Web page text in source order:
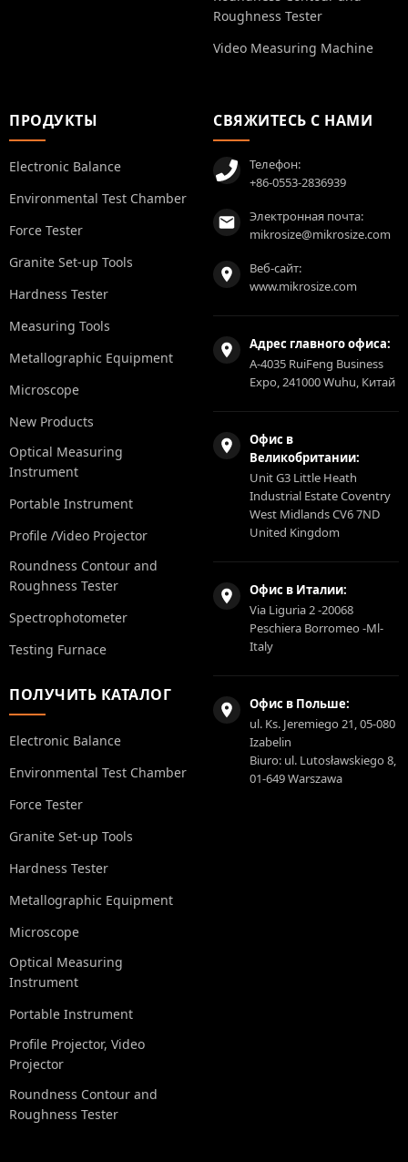
Roughness Tester
Video Measuring Machine
ПРОДУКТЫ
Electronic Balance
Environmental Test Chamber
Force Tester
Granite Set-up Tools
Hardness Tester
Measuring Tools
Metallographic Equipment
Microscope
New Products
Optical Measuring
Instrument
Portable Instrument
Profile /Video Projector
Roundness Contour and
Roughness Tester
Spectrophotometer
Testing Furnace
ПОЛУЧИТЬ КАТАЛОГ
Electronic Balance
Environmental Test Chamber
Force Tester
Granite Set-up Tools
Hardness Tester
Metallographic Equipment
Microscope
Optical Measuring
Instrument
Portable Instrument
Profile Projector, Video
Projector
Roundness Contour and
Roughness Tester
СВЯЖИТЕСЬ С НАМИ
Телефон:
+86-0553-2836939
Электронная почта:
mikrosize@mikrosize.com
Веб-сайт:
www.mikrosize.com
Адрес главного офиса:
A-4035 RuiFeng Business
Expo, 241000 Wuhu, Китай
Офис в
Великобритании:
Unit G3 Little Heath
Industrial Estate Coventry
West Midlands CV6 7ND
United Kingdom
Офис в Италии:
Via Liguria 2 -20068
Peschiera Borromeo -Ml-
Italy
Офис в Польше:
ul. Ks. Jeremiego 21, 05-080
Izabelin
Biuro: ul. Lutosławskiego 8,
01-649 Warszawa